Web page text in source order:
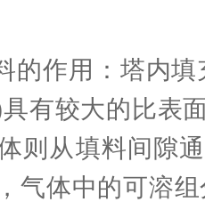
作用：塔内填
有较大的比表
则从填料间隙
气体中的可溶